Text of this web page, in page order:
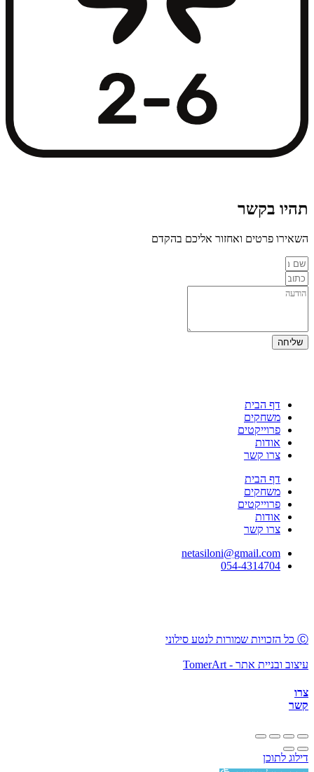
תהיו בקשר
השאירו פרטים ואחזור אליכם בהקדם
שליחה
דף הבית
משחקים
פרוייקטים
אודות
צרו קשר
דף הבית
משחקים
פרוייקטים
אודות
צרו קשר
netasiloni@gmail.com
054-4314704
Ⓒ כל הזכויות שמורות לנטע סילוני
עיצוב ובניית אתר - TomerArt
צרו
קשר
דילוג לתוכן